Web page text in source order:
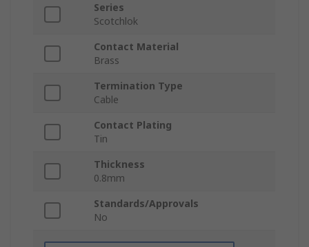
Series
Scotchlok
Contact Material
Brass
Termination Type
Cable
Contact Plating
Tin
Thickness
0.8mm
Standards/Approvals
No